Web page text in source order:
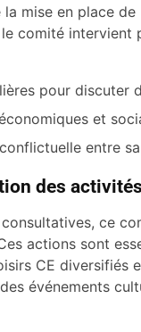
mise en place
comité intervient
pour discuter
et
entre
des
ce
actions sont
CE diversifiés
événements